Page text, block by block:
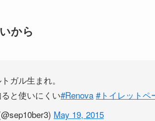
から
ガル生まれ。
と使いにくい#Renova #トイレットペ
May 19, 2015